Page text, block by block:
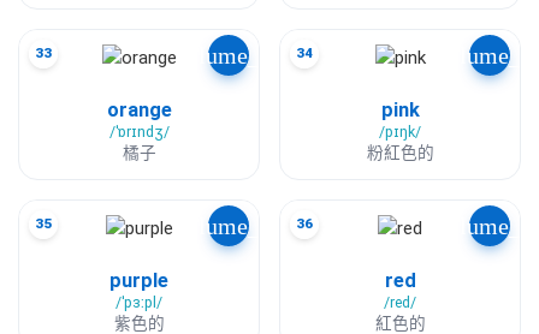
33 volume_up
orange
/ˈɒrɪndʒ/
橘子
34
pink
/pɪŋk/
粉紅色的
35 volume_up
purple
/ˈpɜːpl/
紫色的
36
red
/red/
紅色的